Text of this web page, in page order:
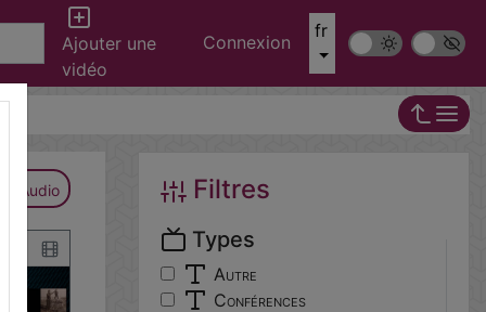
Ajouter une
vidéo
Connexion
fr
Mode sombre
Police
Audio Filtres
Types
Autre
Conférences